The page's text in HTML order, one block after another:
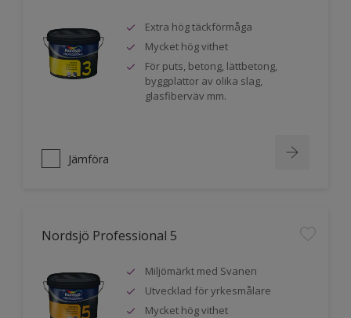
Extra hög täckförmåga
Mycket hög vithet
För puts, betong, lättbetong,
byggplattor av olika slag,
glasfiberväv mm.
Jämföra
Nordsjö Professional 5
Miljömärkt med Svanen
Utvecklad för yrkesmålare
Mycket hög vithet